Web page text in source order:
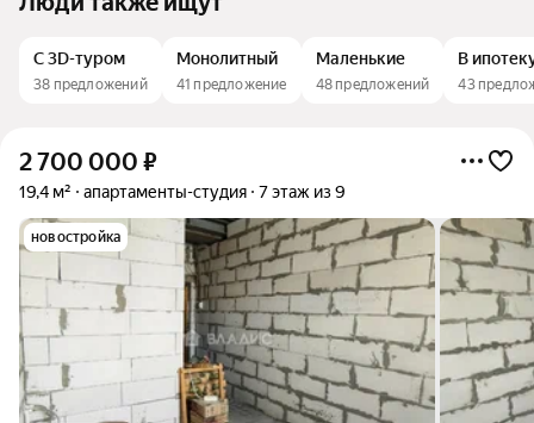
С 3D-туром
38 предложений
Монолитный
41 предложение
Маленькие
48 предложений
В
43
2 700 000 ₽
19,4 м² апартаменты-студия 7 этаж из 9
новостройка